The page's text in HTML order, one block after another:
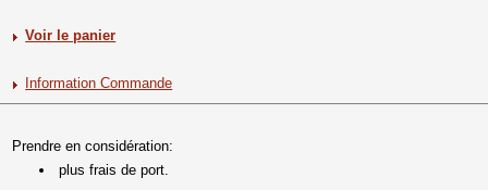
Voir le panier
Information Commande
Prendre en considération:
plus frais de port.